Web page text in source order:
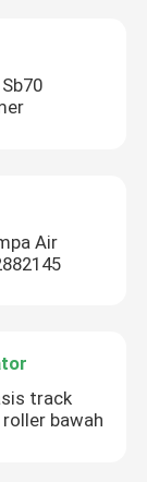
Air
track
bawah